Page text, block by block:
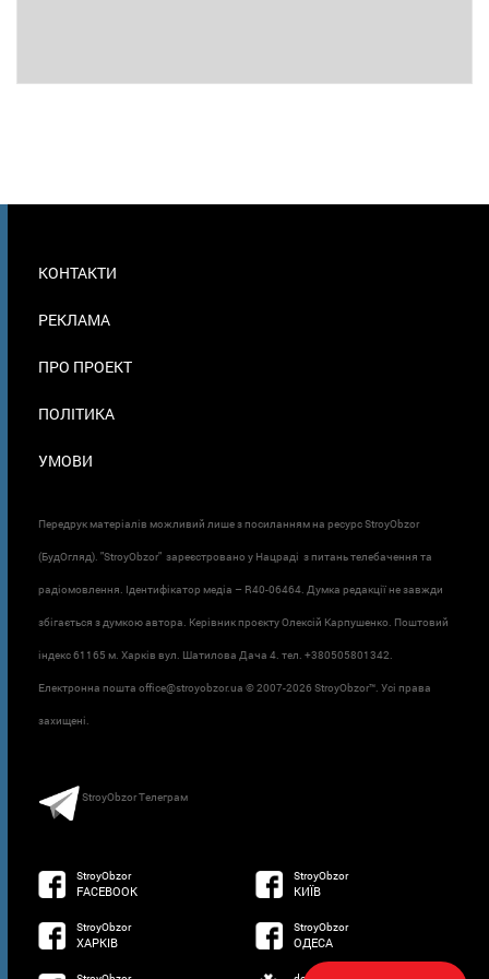
В
КОНТАКТИ
РЕКЛАМА
ПРО ПРОЕКТ
ПОЛІТИКА
УМОВИ
Передрук матеріалів можливий лише з посиланням на ресурс StroyObzor
(БудОгляд). "StroyObzor" зареєстровано у Нацраді з питань телебачення та
радіомовлення. Ідентифікатор медіа – R40-06464. Думка редакції не завжди
збігається з думкою автора. Керівник проєкту Олексій Карпушенко. Поштовий
індекс 61165 м. Харків вул. Шатилова Дача 4. тел. +380505801342.
Електронна пошта office@stroyobzor.ua © 2007-2026 StroyObzor™. Усі права
захищені.
StroyObzor Телеграм
StroyObzor
FACEBOOK
StroyObzor
КИЇВ
StroyObzor
ХАРКІВ
StroyObzor
ОДЕСА